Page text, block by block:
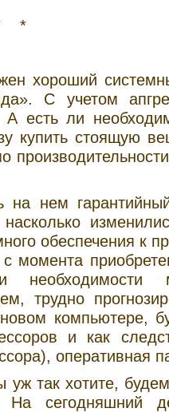
*
хороший
С учетом
есть ли
купить стоящую
на нем
обеспечения к
момента
необходимости
трудно
компьютере,
и как
оперативная
так хотите, будем
На сегодняшний